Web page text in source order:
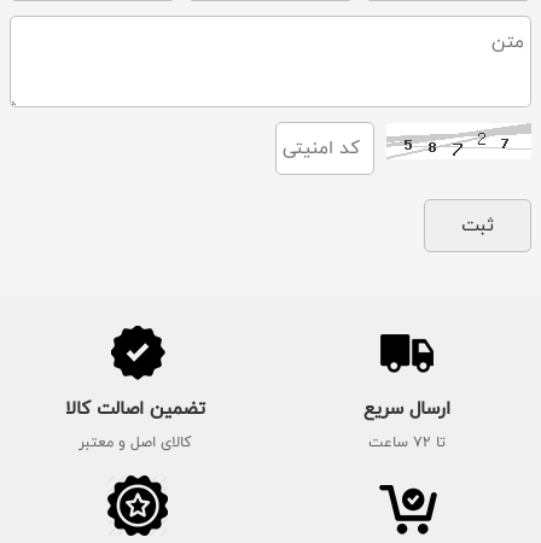
ارسال سریع
تا 72 ساعت
تضمین اصالت کالا
کالای اصل و معتبر